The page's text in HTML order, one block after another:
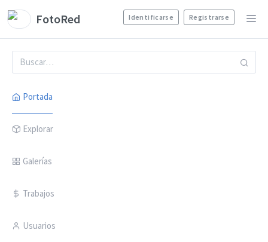
FotoRed Identificarse Registrarse
Portada
Explorar
Galerías
Trabajos
Usuarios